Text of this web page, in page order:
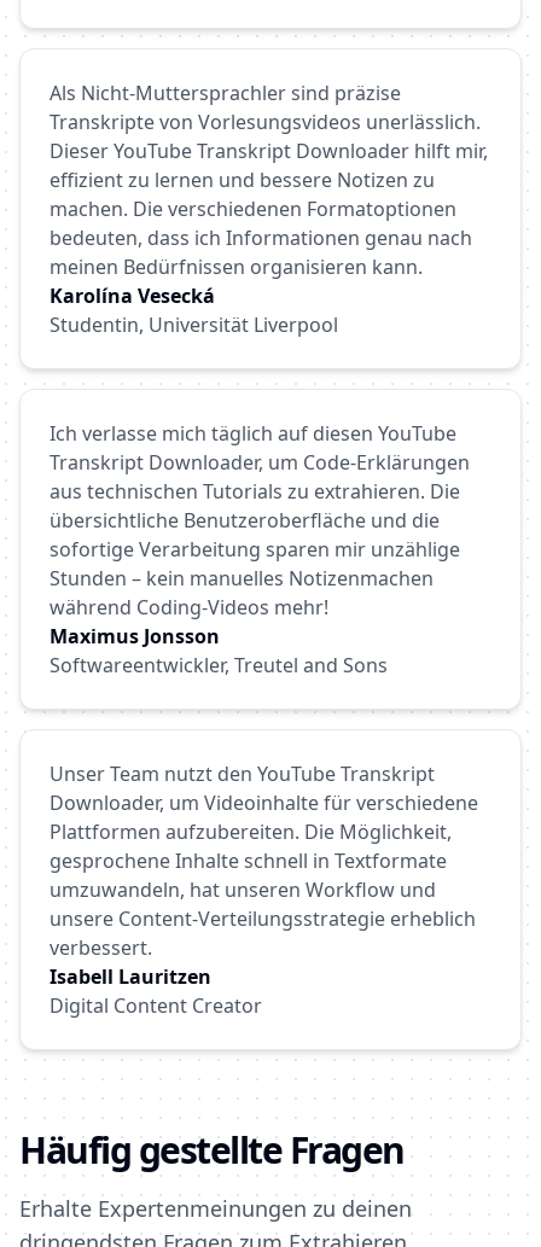
Als Nicht-Muttersprachler sind präzise
Transkripte von Vorlesungsvideos unerlässlich.
Dieser YouTube Transkript Downloader hilft mir,
effizient zu lernen und bessere Notizen zu
machen. Die verschiedenen Formatoptionen
bedeuten, dass ich Informationen genau nach
meinen Bedürfnissen organisieren kann.
Karolína Vesecká
Studentin, Universität Liverpool
Ich verlasse mich täglich auf diesen YouTube
Transkript Downloader, um Code-Erklärungen
aus technischen Tutorials zu extrahieren. Die
übersichtliche Benutzeroberfläche und die
sofortige Verarbeitung sparen mir unzählige
Stunden – kein manuelles Notizenmachen
während Coding-Videos mehr!
Maximus Jonsson
Softwareentwickler, Treutel and Sons
Unser Team nutzt den YouTube Transkript
Downloader, um Videoinhalte für verschiedene
Plattformen aufzubereiten. Die Möglichkeit,
gesprochene Inhalte schnell in Textformate
umzuwandeln, hat unseren Workflow und
unsere Content-Verteilungsstrategie erheblich
verbessert.
Isabell Lauritzen
Digital Content Creator
Häufig gestellte Fragen
Erhalte Expertenmeinungen zu deinen